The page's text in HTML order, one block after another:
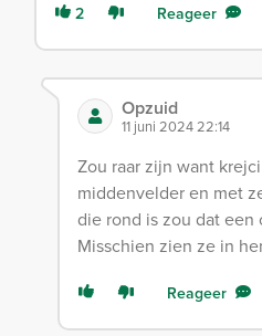
2 Reageer
Opzuid
11 juni 2024 22:14
Zou raar zijn want
middenvelder en met
die rond is zou dat
Misschien zien ze in
Reageer